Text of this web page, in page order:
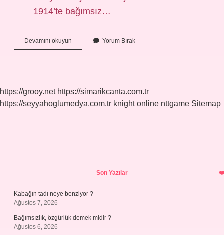
1914’te bağımsız…
Devamını okuyun
Hangi
Yorum Bırak
https://grooy.net https://simarikcanta.com.tr
https://seyyahoglumedya.com.tr knight online nttgame Sitemap
Son Yazılar
Kabağın tadı neye benziyor ?
Ağustos 7, 2026
Bağımsızlık, özgürlük demek midir ?
Ağustos 6, 2026